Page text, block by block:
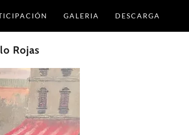
GALERIA DESCARGA
Rojas